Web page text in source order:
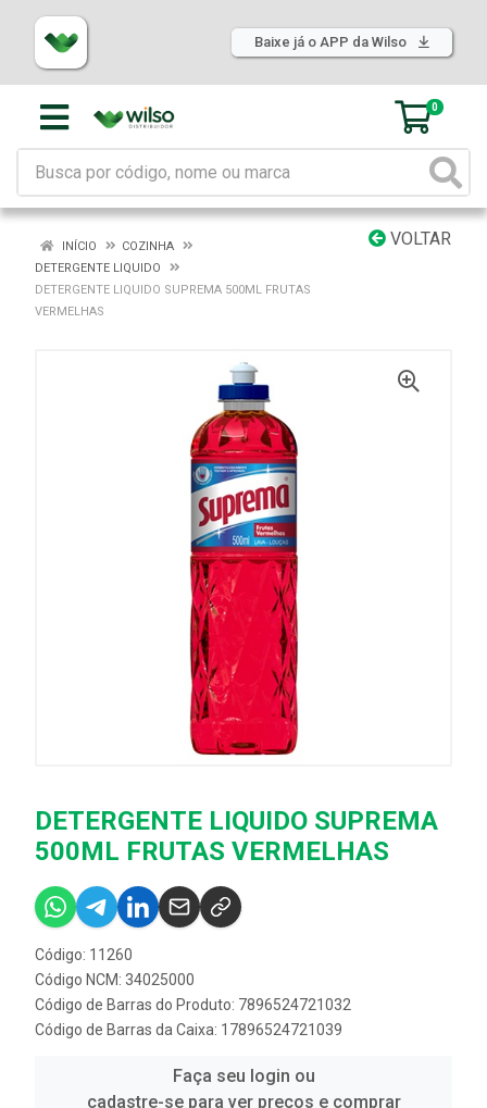
Baixe já o APP da Wilso
0
VOLTAR
INÍCIO
COZINHA
DETERGENTE LIQUIDO
DETERGENTE LIQUIDO SUPREMA 500ML FRUTAS
VERMELHAS
DETERGENTE LIQUIDO SUPREMA
500ML FRUTAS VERMELHAS
Código: 11260
Código NCM: 34025000
Código de Barras do Produto: 7896524721032
Código de Barras da Caixa: 17896524721039
Faça seu login ou
cadastre-se para ver preços e comprar